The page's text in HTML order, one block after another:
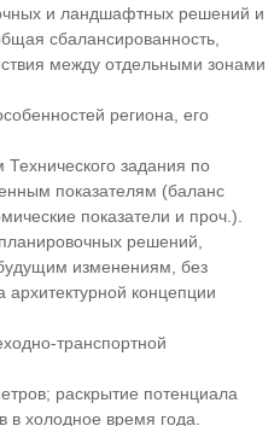
и ландшафтных решений и
сбалансированность,
между отдельными зонами
региона, его
Технического задания по
показателям (баланс
показатели и проч.).
решений,
изменениям, без
архитектурной концепции
транспортной
раскрытие потенциала
в холодное время года.